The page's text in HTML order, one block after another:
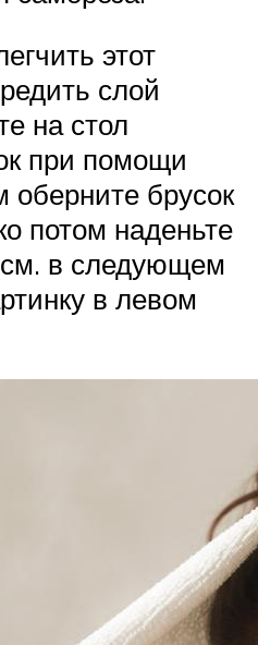
этот
слой
на стол
при помощи
оберните брусок
потом наденьте
в следующем
в левом